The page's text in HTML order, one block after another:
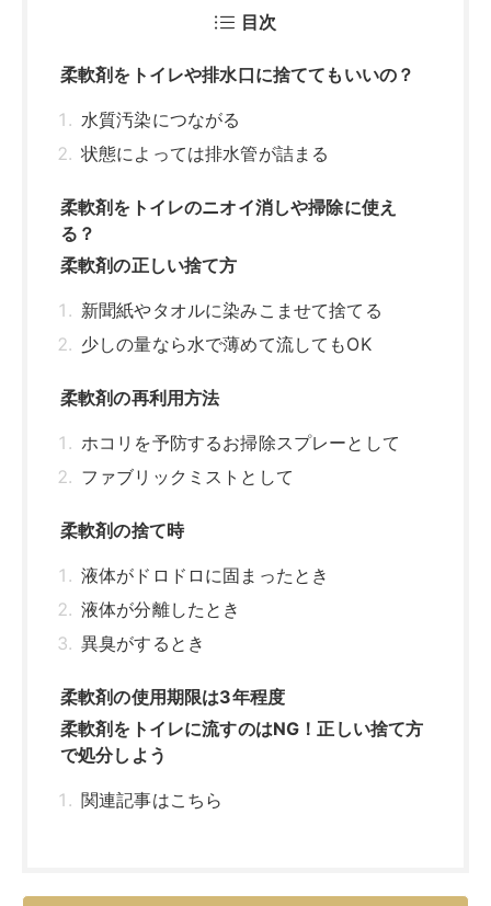
目次
柔軟剤をトイレや排水口に捨ててもいいの？
水質汚染につながる
状態によっては排水管が詰まる
柔軟剤をトイレのニオイ消しや掃除に使え
る？
柔軟剤の正しい捨て方
新聞紙やタオルに染みこませて捨てる
少しの量なら水で薄めて流してもOK
柔軟剤の再利用方法
ホコリを予防するお掃除スプレーとして
ファブリックミストとして
柔軟剤の捨て時
液体がドロドロに固まったとき
液体が分離したとき
異臭がするとき
柔軟剤の使用期限は3年程度
柔軟剤をトイレに流すのはNG！正しい捨て方
で処分しよう
関連記事はこちら